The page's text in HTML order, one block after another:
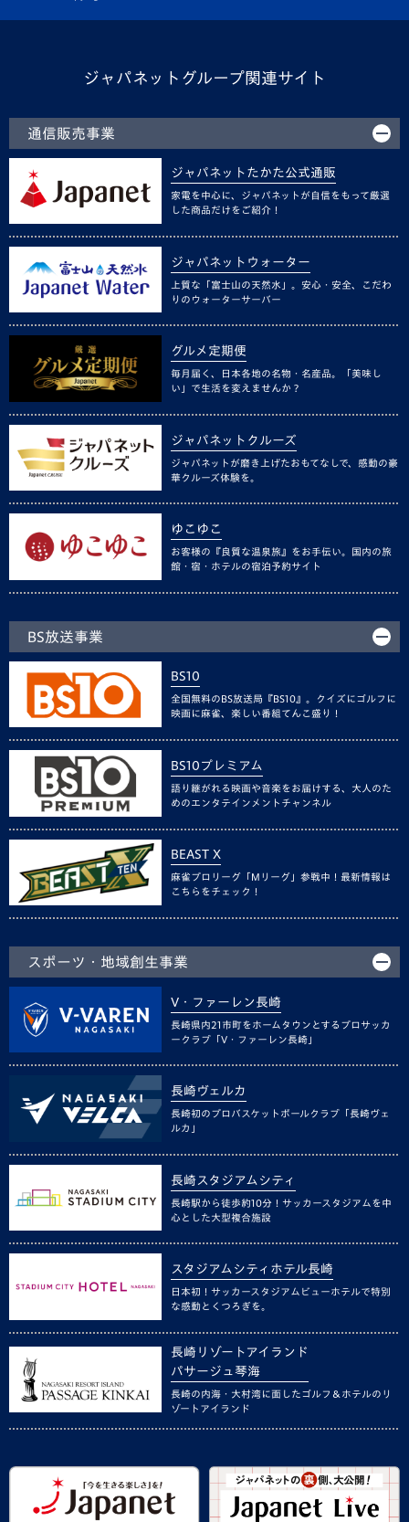
ジャパネットグループ関連サイト
通信販売事業
ジャパネットたかた公式通販
家電を中心に、ジャパネットが自信をもって厳選
した商品だけをご紹介！
ジャパネットウォーター
上質な「富士山の天然水」。安心・安全、こだわ
りのウォーターサーバー
グルメ定期便
毎月届く、日本各地の名物・名産品。「美味し
い」で生活を変えませんか？
ジャパネットクルーズ
ジャパネットが磨き上げたおもてなしで、感動の豪
華クルーズ体験を。
ゆこゆこ
お客様の『良質な温泉旅』をお手伝い。国内の旅
館・宿・ホテルの宿泊予約サイト
BS放送事業
BS10
全国無料のBS放送局『BS10』。クイズにゴルフに
映画に麻雀、楽しい番組てんこ盛り！
BS10プレミアム
語り継がれる映画や音楽をお届けする、大人のた
めのエンタテインメントチャンネル
BEAST X
麻雀プロリーグ「Mリーグ」参戦中！最新情報は
こちらをチェック！
スポーツ・地域創生事業
V・ファーレン長崎
長崎県内21市町をホームタウンとするプロサッカ
ークラブ「V・ファーレン長崎」
長崎ヴェルカ
長崎初のプロバスケットボールクラブ「長崎ヴェ
ルカ」
長崎スタジアムシティ
長崎駅から徒歩約10分！サッカースタジアムを中
心とした大型複合施設
スタジアムシティホテル長崎
日本初！サッカースタジアムビューホテルで特別
な感動とくつろぎを。
長崎リゾートアイランド
パサージュ琴海
長崎の内海・大村湾に面したゴルフ＆ホテルのリ
ゾートアイランド